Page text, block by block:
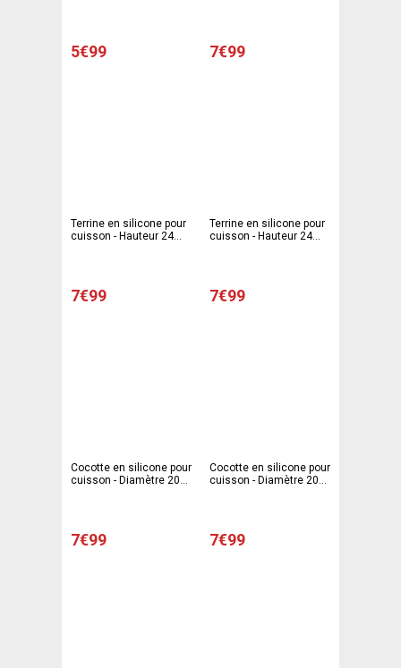
5€99 7€99
Terrine en silicone pour
cuisson - Hauteur 24
7€99
Terrine en silicone pour
cuisson - Hauteur 24
7€99
Cocotte en silicone pour
cuisson - Diamètre 20
7€99
Cocotte en silicone pour
cuisson - Diamètre 20
7€99